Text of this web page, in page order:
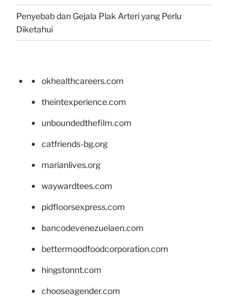
Penyebab dan Gejala Plak Arteri yang Perlu
Diketahui
okhealthcareers.com
theintexperience.com
unboundedthefilm.com
catfriends-bg.org
marianlives.org
waywardtees.com
pidfloorsexpress.com
bancodevenezuelaen.com
bettermoodfoodcorporation.com
hingstonnt.com
chooseagender.com